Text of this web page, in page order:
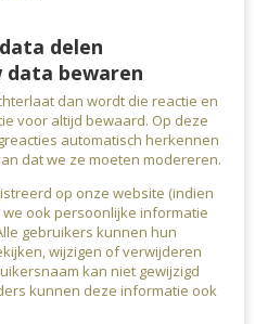
delen
data bewaren
dan wordt die reactie en
voor altijd bewaard. Op deze
automatisch herkennen
dat we ze moeten modereren.
op onze website (indien
ook persoonlijke informatie
gebruikers kunnen hun
wijzigen of verwijderen
kan niet gewijzigd
kunnen deze informatie ook